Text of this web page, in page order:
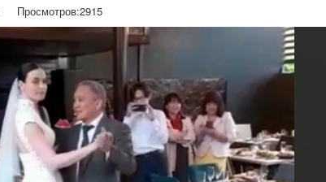
Просмотров:2915